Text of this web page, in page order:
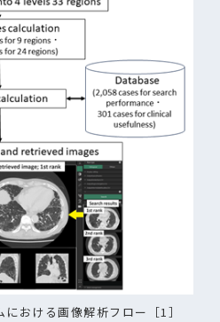
おける画像解析フロー［1］